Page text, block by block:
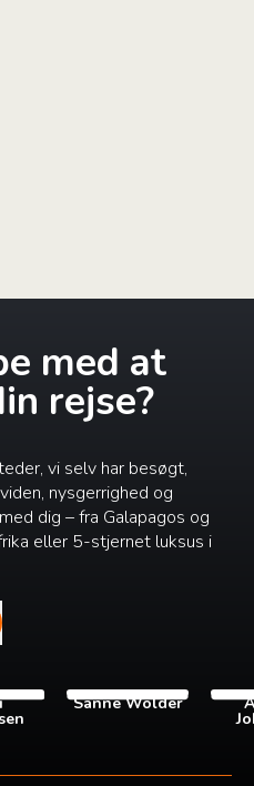
med at
rejse?
vi selv har besøgt,
nysgerrighed og
dig – fra Galapagos og
eller 5-stjernet luksus i
Sanne Wolder